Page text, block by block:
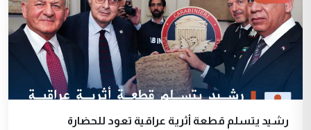
رشيد يتسلم قطعة أثرية عراقية تعود للحضارة